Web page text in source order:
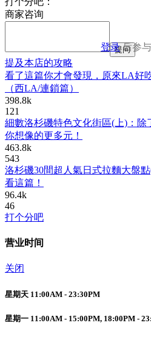
商家咨询
登录后参
提问
提及本店的攻略
看了這篇你才會發現，原來LA好吃
（西LA/連鎖篇）
398.8k
121
細數洛杉磯特色文化街區(上)：
你想像的更多元！
463.8k
543
洛杉磯30間超人氣日式拉麵大盤
看這篇！
96.4k
46
打个分吧
营业时间
关闭
星期天 11:00AM - 23:30PM
星期一 11:00AM - 15:00PM, 18:00PM -